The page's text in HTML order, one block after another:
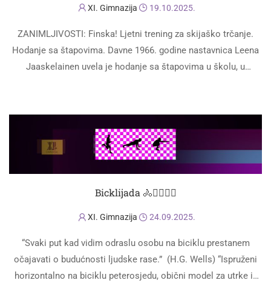
XI. Gimnazija 19.10.2025.
ZANIMLJIVOSTI: Finska! Ljetni trening za skijaško trčanje.
Hodanje sa štapovima. Davne 1966. godine nastavnica Leena
Jaaskelainen uvela je hodanje sa štapovima u školu, u
Bicklijada 🚴🚴‍♂️🚴‍♀️
XI. Gimnazija 24.09.2025.
“Svaki put kad vidim odraslu osobu na biciklu prestanem
očajavati o budućnosti ljudske rase.” (H.G. Wells) “Ispruženi
horizontalno na biciklu peterosjedu, obični model za utrke iz